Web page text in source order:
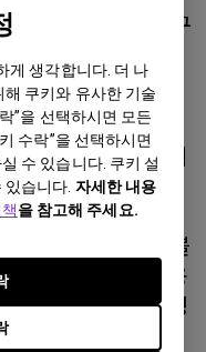
게 생각합니다. 더 나
쿠키와 유사한 기술
”을 선택하시면 모든
수락”을 선택하시면
수 있습니다. 쿠키 설
습니다. 자세한 내용
을 참고해 주세요.
중 해당 제품을 구
20명에게 CGV
품인 EW2440L,
모니터는 출시 이
러 제품이다. 모니
없앤 플리커 프리
색광 차단(로우 블
케어 솔루션이 적용
의 뛰어난 명
지원한다.